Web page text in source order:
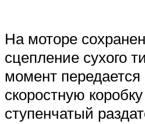
На моторе
сцепление сухого
момент
скоростную
ступенчатый